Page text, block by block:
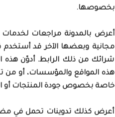
بخصوصها.
أعرض بالمدونة مراجعات
شرائك من ذلك الرابط. أدوّن هذه
هذه المواقع والمؤسسات، أو من
خاصة بخصوص جودة المنتجات أو
أعرض كذلك تدوينات تحمل في